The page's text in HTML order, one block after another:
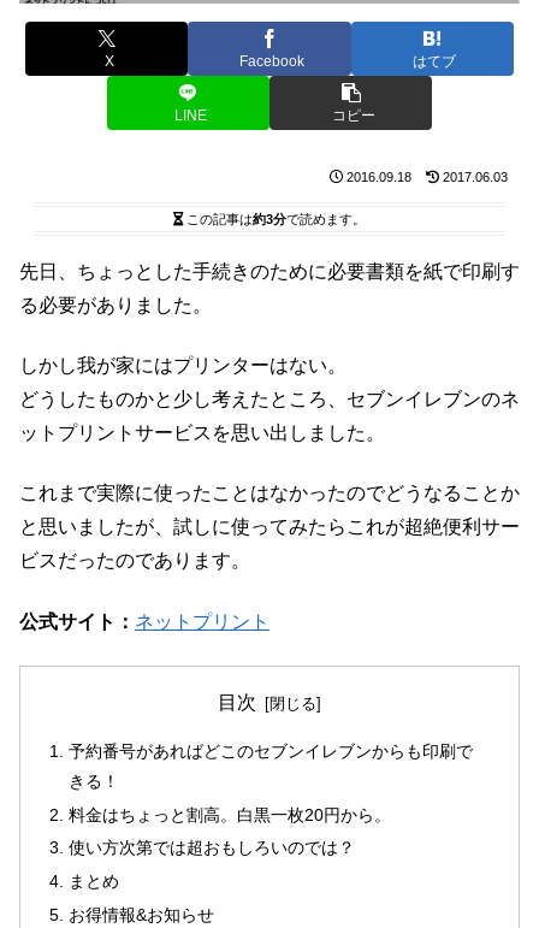
X Facebook はてブ
LINE コピー
2016.09.18 2017.06.03
この記事は約3分で読めます。
先日、ちょっとした手続きのために必要書類を紙で印刷す
る必要がありました。
しかし我が家にはプリンターはない。
どうしたものかと少し考えたところ、セブンイレブンのネ
ットプリントサービスを思い出しました。
これまで実際に使ったことはなかったのでどうなることか
と思いましたが、試しに使ってみたらこれが超絶便利サー
ビスだったのであります。
公式サイト： ネットプリント
目次
予約番号があればどこのセブンイレブンからも印刷で
きる！
料金はちょっと割高。白黒一枚20円から。
使い方次第では超おもしろいのでは？
まとめ
お得情報&お知らせ